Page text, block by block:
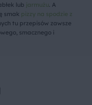
lub jarmużu. A
smak pizzy na spodzie z
tu przepisów zawsze
smacznego i